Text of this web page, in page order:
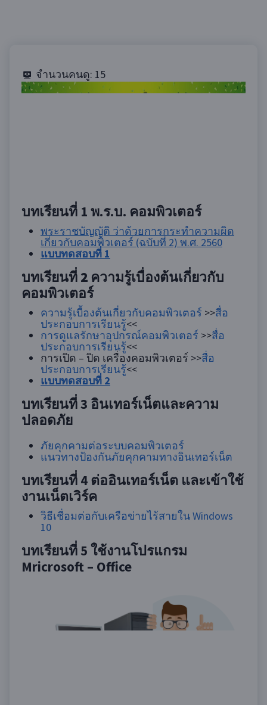
จำนวนคนดู: 15
บทเรียนที่ 1 พ.ร.บ. คอมพิวเตอร์
พระราชบัญญัติ ว่าด้วยการกระทําความผิด
เกี่ยวกับคอมพิวเตอร์ (ฉบับที่ 2) พ.ศ. 2560
แบบทดสอบที่ 1
บทเรียนที่ 2 ความรู้เบื่องต้นเกี่ยวกับ
คอมพิวเตอร์
ความรู้เบื้องต้นเกี่ยวกับคอมพิวเตอร์ >>สื่อ
ประกอบการเรียนรู้<<
การดูแลรักษาอุปกรณ์คอมพิวเตอร์ >>สื่อ
ประกอบการเรียนรู้<<
การเปิด – ปิด เครื่องคอมพิวเตอร์ >>สื่อ
ประกอบการเรียนรู้<<
แบบทดสอบที่ 2
บทเรียนที่3 อินเทอร์เน็ตและความ
ปลอดภัย
ภัยคุกคามต่อระบบคอมพิวเตอร์
แนวทางป้องกันภัยคุกคามทางอินเทอร์เน็ต
บทเรียนที่ 4 ต่ออินเทอร์เน็ต และเข้าใช้
งานเน็ตเวิร์ค
วิธีเชื่อมต่อกับเครือข่ายไร้สายใน Windows
10
บทเรียนที่ 5 ใช้งานโปรแกรม
Mricrosoft – Office